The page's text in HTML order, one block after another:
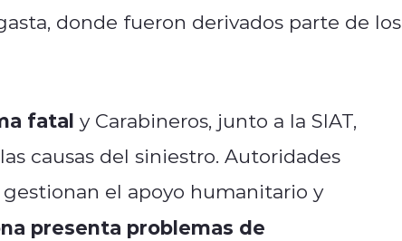
donde fueron derivados parte de los
fatal y Carabineros, junto a la SIAT,
causas del siniestro. Autoridades
el apoyo humanitario y
presenta problemas de